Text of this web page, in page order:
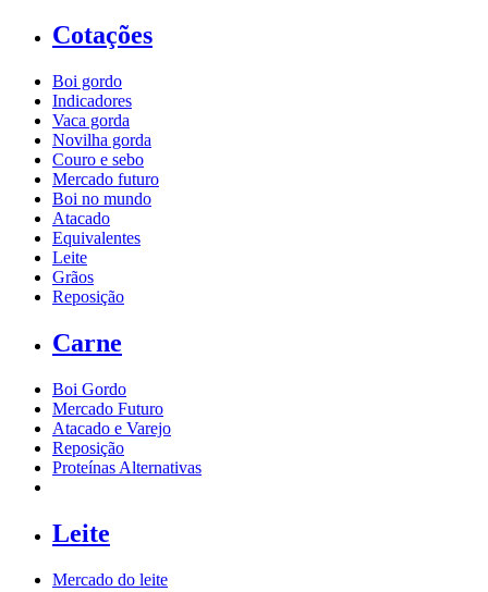
Cotações
Boi gordo
Indicadores
Vaca gorda
Novilha gorda
Couro e sebo
Mercado futuro
Boi no mundo
Atacado
Equivalentes
Leite
Grãos
Reposição
Carne
Boi Gordo
Mercado Futuro
Atacado e Varejo
Reposição
Proteínas Alternativas
Leite
Mercado do leite